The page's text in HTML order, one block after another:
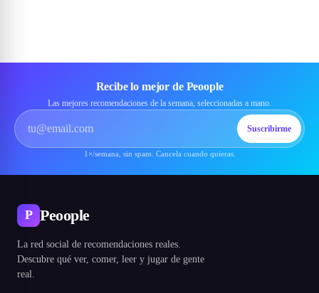
Recibe lo mejor de Peoople
Las mejores recomendaciones de la semana, seleccionadas a mano.
Suscribirme
1×/semana, sin spam. Cancela cuando quieras.
P Peoople
La red social de recomendaciones reales.
Descubre qué ver, comer, leer y jugar de gente
real.